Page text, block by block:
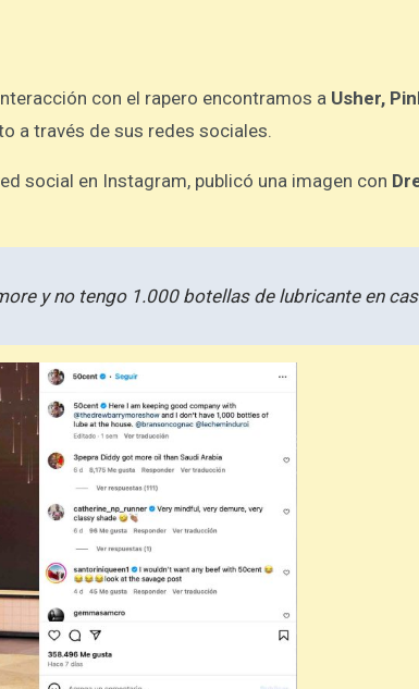
con el rapero encontramos a Usher,
a través de sus redes sociales.
social en Instagram, publicó una imagen con
y no tengo 1.000 botellas de lubricante en